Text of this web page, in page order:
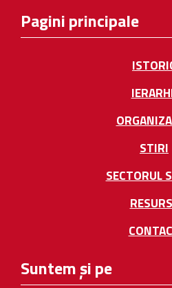
Pagini principale
STIRI
SECTORUL
Suntem și pe